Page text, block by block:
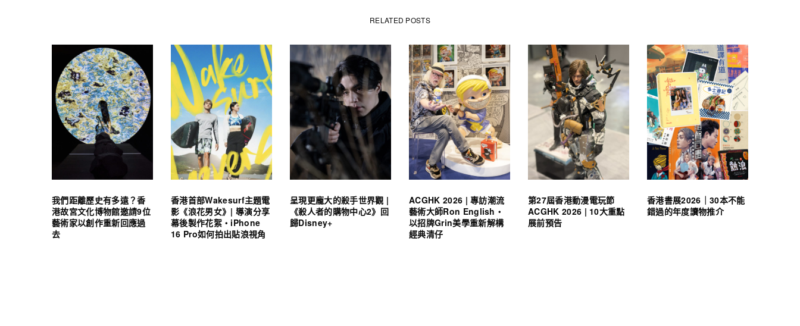
RELATED POSTS
我們距離歷史有多遠？香
港故宮文化博物館邀請9位
藝術家以創作重新回應過
去
香港首部Wakesurf主題電
影《浪花男女》| 導演分享
幕後製作花絮・iPhone
16 Pro如何拍出貼浪視角
呈現更龐大的殺手世界觀 |
《殺人者的購物中心2》回
歸Disney+
ACGHK 2026 | 專訪潮流
藝術大師Ron English・
以招牌Grin美學重新解構
經典清仔
第27屆香港動漫電玩節
ACGHK 2026 | 10大重點
展前預告
香港書展2026｜30本不能
錯過的年度讀物推介